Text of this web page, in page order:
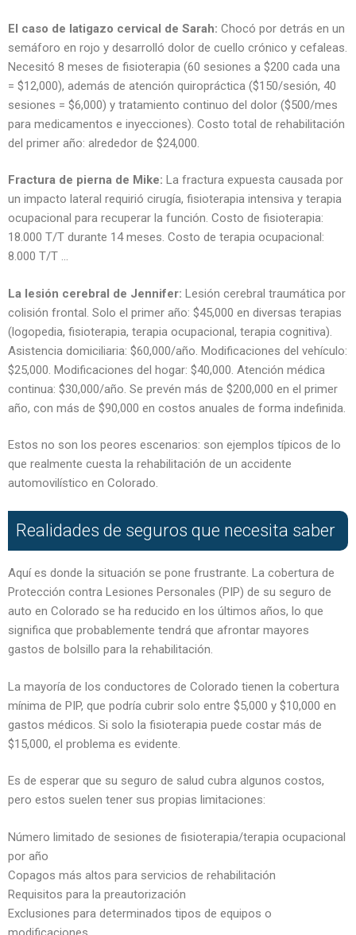
El caso de latigazo cervical de Sarah: Chocó por detrás en un
semáforo en rojo y desarrolló dolor de cuello crónico y cefaleas.
Necesitó 8 meses de fisioterapia (60 sesiones a $200 cada una
= $12,000), además de atención quiropráctica ($150/sesión, 40
sesiones = $6,000) y tratamiento continuo del dolor ($500/mes
para medicamentos e inyecciones). Costo total de rehabilitación
del primer año: alrededor de $24,000.
Fractura de pierna de Mike: La fractura expuesta causada por
un impacto lateral requirió cirugía, fisioterapia intensiva y terapia
ocupacional para recuperar la función. Costo de fisioterapia:
18.000 T/T durante 14 meses. Costo de terapia ocupacional:
8.000 T/T ...
La lesión cerebral de Jennifer: Lesión cerebral traumática por
colisión frontal. Solo el primer año: $45,000 en diversas terapias
(logopedia, fisioterapia, terapia ocupacional, terapia cognitiva).
Asistencia domiciliaria: $60,000/año. Modificaciones del vehículo:
$25,000. Modificaciones del hogar: $40,000. Atención médica
continua: $30,000/año. Se prevén más de $200,000 en el primer
año, con más de $90,000 en costos anuales de forma indefinida.
Estos no son los peores escenarios: son ejemplos típicos de lo
que realmente cuesta la rehabilitación de un accidente
automovilístico en Colorado.
Realidades de seguros que necesita saber
Aquí es donde la situación se pone frustrante. La cobertura de
Protección contra Lesiones Personales (PIP) de su seguro de
auto en Colorado se ha reducido en los últimos años, lo que
significa que probablemente tendrá que afrontar mayores
gastos de bolsillo para la rehabilitación.
La mayoría de los conductores de Colorado tienen la cobertura
mínima de PIP, que podría cubrir solo entre $5,000 y $10,000 en
gastos médicos. Si solo la fisioterapia puede costar más de
$15,000, el problema es evidente.
Es de esperar que su seguro de salud cubra algunos costos,
pero estos suelen tener sus propias limitaciones:
Número limitado de sesiones de fisioterapia/terapia ocupacional
por año
Copagos más altos para servicios de rehabilitación
Requisitos para la preautorización
Exclusiones para determinados tipos de equipos o